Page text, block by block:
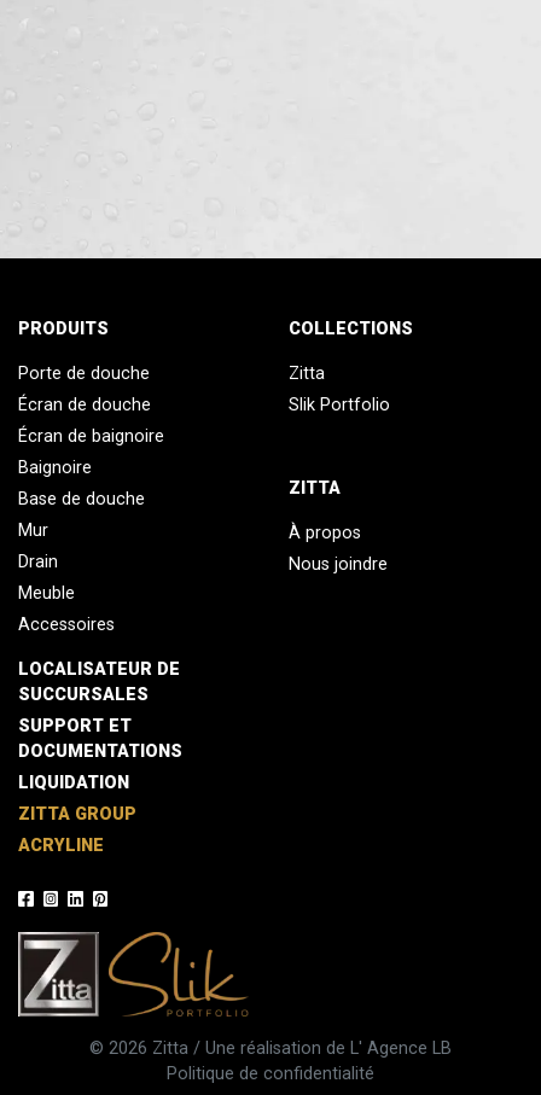
PRODUITS
Porte de douche
Écran de douche
Écran de baignoire
Baignoire
Base de douche
Mur
Drain
Meuble
Accessoires
COLLECTIONS
Zitta
Slik Portfolio
ZITTA
À propos
Nous joindre
LOCALISATEUR DE
SUCCURSALES
SUPPORT ET
DOCUMENTATIONS
LIQUIDATION
ZITTA GROUP
ACRYLINE
© 2026 Zitta / Une réalisation de L' Agence LB
Politique de confidentialité